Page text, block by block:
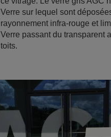
Verre sur lequel sont
rayonnement infra-rouge et
Verre passant du transparent
toits.